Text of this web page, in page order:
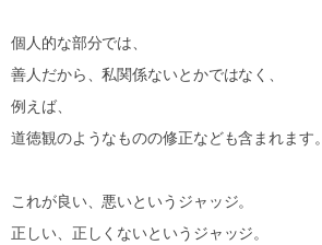
個人的な部分では、
善人だから、私関係ないとかではなく、
例えば、
道徳観のようなものの修正なども含まれます。
これが良い、悪いというジャッジ。
正しい、正しくないというジャッジ。